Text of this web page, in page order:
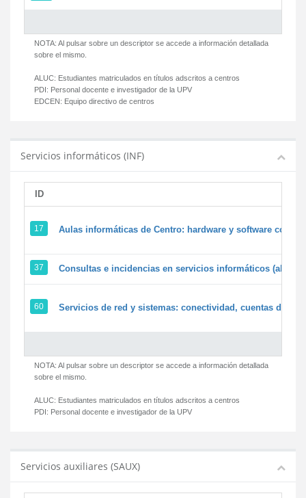
NOTA: Al pulsar sobre un descriptor se accede a información detallada
sobre el mismo.
ALUC: Estudiantes matriculados en títulos adscritos a centros
PDI: Personal docente e investigador de la UPV
EDCEN: Equipo directivo de centros
Servicios informáticos (INF)
ID
17 Aulas informáticas de Centro: hardware y software
37 Consultas e incidencias en servicios informáticos
60 Servicios de red y sistemas: conectividad, cuentas de
NOTA: Al pulsar sobre un descriptor se accede a información detallada
sobre el mismo.
ALUC: Estudiantes matriculados en títulos adscritos a centros
PDI: Personal docente e investigador de la UPV
Servicios auxiliares (SAUX)